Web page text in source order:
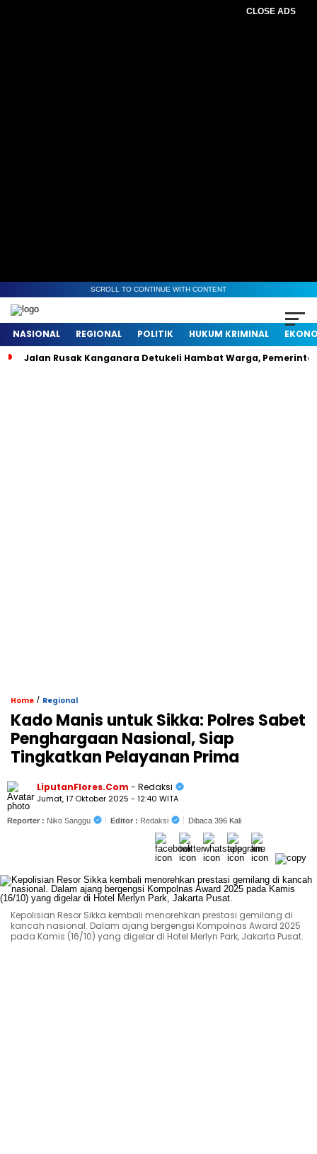
CLOSE ADS
SCROLL TO CONTINUE WITH CONTENT
NASIONAL REGIONAL POLITIK HUKUM KRIMINAL
Jalan Rusak Kanganara Detukeli Hambat Warga,
Home / Regional
Kado Manis untuk Sikka: Polres Sabet
Penghargaan Nasional, Siap
Tingkatkan Pelayanan Prima
LiputanFlores.Com - Redaksi
Jumat, 17 Oktober 2025 - 12:40 WITA
Reporter : Niko Sanggu Editor : Redaksi Dibaca 396 Kali
Kepolisian Resor Sikka kembali menorehkan prestasi gemilang di
kancah nasional. Dalam ajang bergengsi Kompolnas Award 2025
pada Kamis (16/10) yang digelar di Hotel Merlyn Park, Jakarta Pusat.